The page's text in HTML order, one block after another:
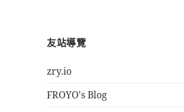
友站導覽
zry.io
FROYO's Blog